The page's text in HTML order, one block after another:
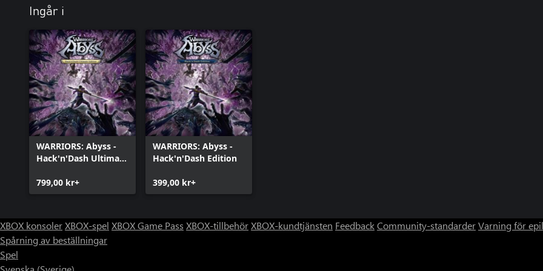
Ingår i
WARRIORS: Abyss -
Hack'n'Dash Ultimate
799,00 kr+
WARRIORS: Abyss -
Hack'n'Dash Edition
399,00 kr+
XBOX konsolerXBOX-spel XBOX Game Pass XBOX-tillbehörXBOX-kundtjänsten FeedbackCommunity-standarderVarning för
Spårning av beställningar
Spel